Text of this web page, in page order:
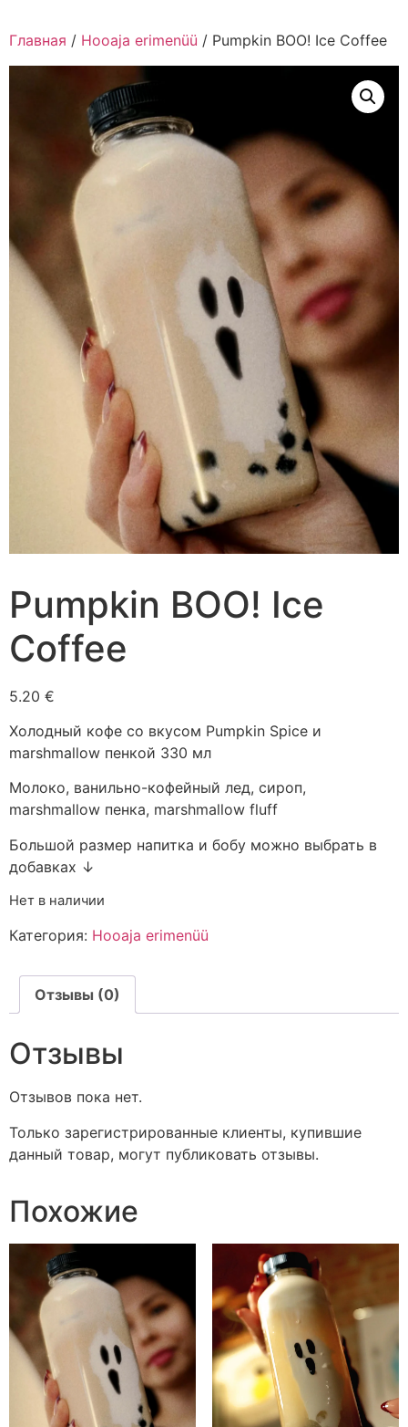
Главная / Hooaja erimenüü / Pumpkin BOO! Ice Coffee
Pumpkin BOO! Ice
Coffee
5.20 €
Холодный кофе со вкусом Pumpkin Spice и
marshmallow пенкой 330 мл
Молоко, ванильно-кофейный лед, сироп,
marshmallow пенка, marshmallow fluff
Большой размер напитка и бобу можно выбрать в
добавках ↓
Нет в наличии
Категория: Hooaja erimenüü
Отзывы (0)
Отзывы
Отзывов пока нет.
Только зарегистрированные клиенты, купившие
данный товар, могут публиковать отзывы.
Похожие